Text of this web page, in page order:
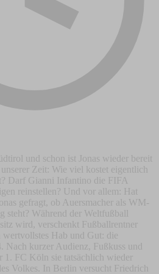
und schon ist Jonas wieder bereit
Zeit: Wie viel kostet eigentlich
Darf Gianni Infantino die FIFA
reinstellen? Und vor allem: Hat
gefragt, ob Auersmacher als WM-
steht? Während der Weltfußball
wird, verschenkt Fußballrentner
wertvollstes Hab und Gut: die
Nach kurzer Audienz, Fußkuss und
1. FC Köln sie tatsächlich wieder
Volkes. In Berlin versucht Friedrich